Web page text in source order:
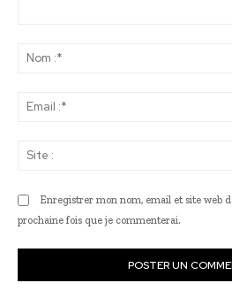
Enregistrer mon nom, email et site web
prochaine fois que je commenterai.